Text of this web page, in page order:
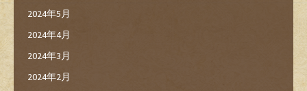
2024年5月
2024年4月
2024年3月
2024年2月